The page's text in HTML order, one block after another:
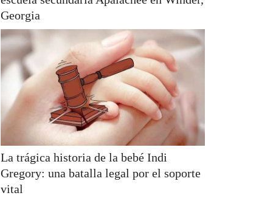
Georgia
La trágica historia de la bebé Indi
Gregory: una batalla legal por el soporte
vital